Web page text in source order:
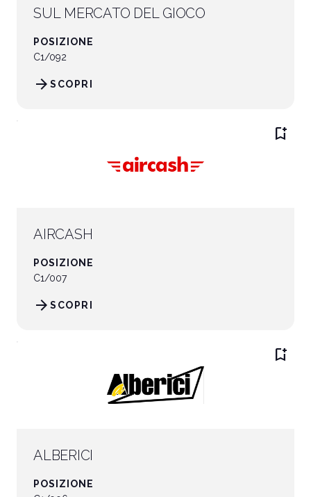
SUL MERCATO DEL GIOCO
POSIZIONE
C1/092
SCOPRI
arrow_forward
bookmark_add
AIRCASH
POSIZIONE
C1/007
SCOPRI
arrow_forward
bookmark_add
ALBERICI
POSIZIONE